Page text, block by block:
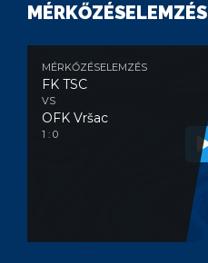
MÉRKŐZÉSELEMZÉS
MÉRKŐZÉSELEMZÉS
FK TSC
VS
OFK Vršac
1 : 0